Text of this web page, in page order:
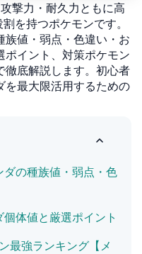
撃力・耐久力ともに高
を持つポケモンです。
族値・弱点・色違い・お
ポイント、対策ポケモン
徹底解説します。初心者
を最大限活用するための
の種族値・弱点・色
体値と厳選ポイント
最強ランキング【メ